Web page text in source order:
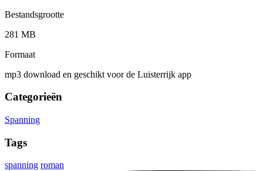
Bestandsgrootte
281 MB
Formaat
mp3 download en geschikt voor de Luisterrijk app
Categorieën
Spanning
Tags
spanning roman